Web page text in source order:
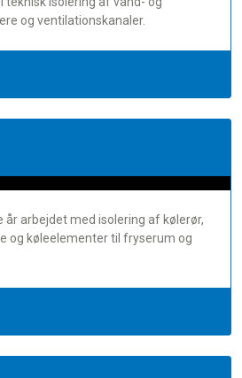
og ventilationskanaler.
år arbejdet med isolering af kølerør,
og køleelementer til fryserum og